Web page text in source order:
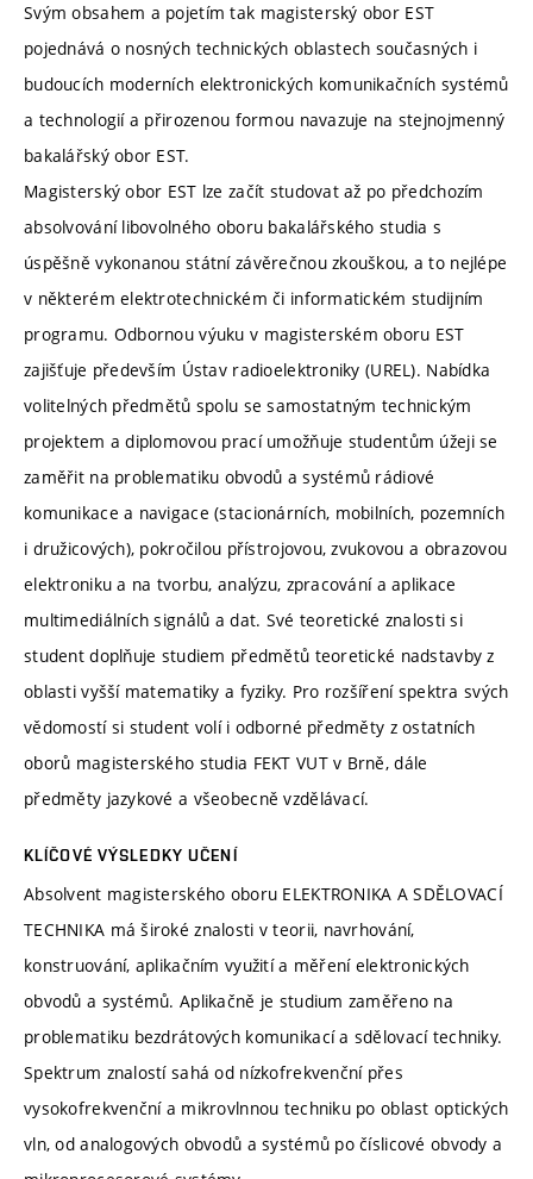
Svým obsahem a pojetím tak magisterský obor EST
pojednává o nosných technických oblastech současných i
budoucích moderních elektronických komunikačních systémů
a technologií a přirozenou formou navazuje na stejnojmenný
bakalářský obor EST.
Magisterský obor EST lze začít studovat až po předchozím
absolvování libovolného oboru bakalářského studia s
úspěšně vykonanou státní závěrečnou zkouškou, a to nejlépe
v některém elektrotechnickém či informatickém studijním
programu. Odbornou výuku v magisterském oboru EST
zajišťuje především Ústav radioelektroniky (UREL). Nabídka
volitelných předmětů spolu se samostatným technickým
projektem a diplomovou prací umožňuje studentům úžeji se
zaměřit na problematiku obvodů a systémů rádiové
komunikace a navigace (stacionárních, mobilních, pozemních
i družicových), pokročilou přístrojovou, zvukovou a obrazovou
elektroniku a na tvorbu, analýzu, zpracování a aplikace
multimediálních signálů a dat. Své teoretické znalosti si
student doplňuje studiem předmětů teoretické nadstavby z
oblasti vyšší matematiky a fyziky. Pro rozšíření spektra svých
vědomostí si student volí i odborné předměty z ostatních
oborů magisterského studia FEKT VUT v Brně, dále
předměty jazykové a všeobecně vzdělávací.
KLÍČOVÉ VÝSLEDKY UČENÍ
Absolvent magisterského oboru ELEKTRONIKA A SDĚLOVACÍ
TECHNIKA má široké znalosti v teorii, navrhování,
konstruování, aplikačním využití a měření elektronických
obvodů a systémů. Aplikačně je studium zaměřeno na
problematiku bezdrátových komunikací a sdělovací techniky.
Spektrum znalostí sahá od nízkofrekvenční přes
vysokofrekvenční a mikrovlnnou techniku po oblast optických
vln, od analogových obvodů a systémů po číslicové obvody a